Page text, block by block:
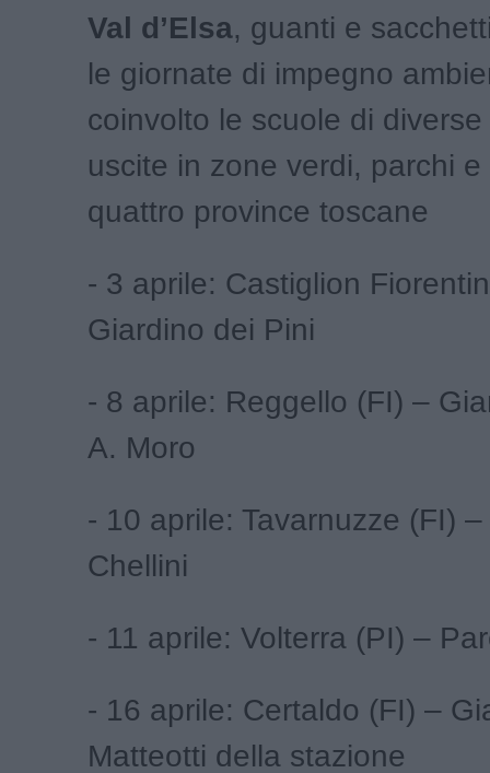
Val d’Elsa, guanti e
le giornate di impegno
coinvolto le scuole di
uscite in zone verdi, parchi e
quattro province toscane
- 3 aprile: Castiglion
Giardino dei Pini
- 8 aprile: Reggello (FI) –
A. Moro
- 10 aprile: Tavarnuzze (FI)
Chellini
- 11 aprile: Volterra (PI) –
- 16 aprile: Certaldo (FI) –
Matteotti della stazione